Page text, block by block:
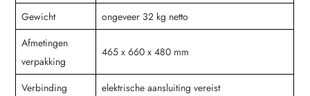
Gewicht
ongeveer 32 kg netto
Afmetingen
verpakking
465 x 660 x 480 mm
Verbinding
elektrische aansluiting vereist